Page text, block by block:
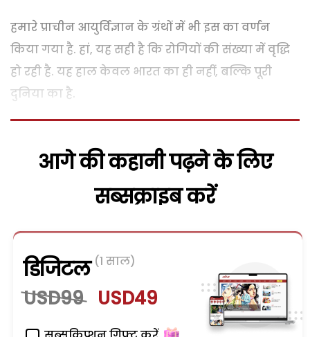
हमारे प्राचीन आयुर्विज्ञान के ग्रंथों में भी इस का वर्णन
किया गया है. हां, यह सही है कि रोगियों की संख्या में वृद्धि
हो रही है. यह हाल केवल भारत का ही नहीं, बल्कि पूरी
दुनिया का है.
आगे की कहानी पढ़ने के लिए
सब्सक्राइब करें
डिजिटल (1 साल)
USD99 USD49